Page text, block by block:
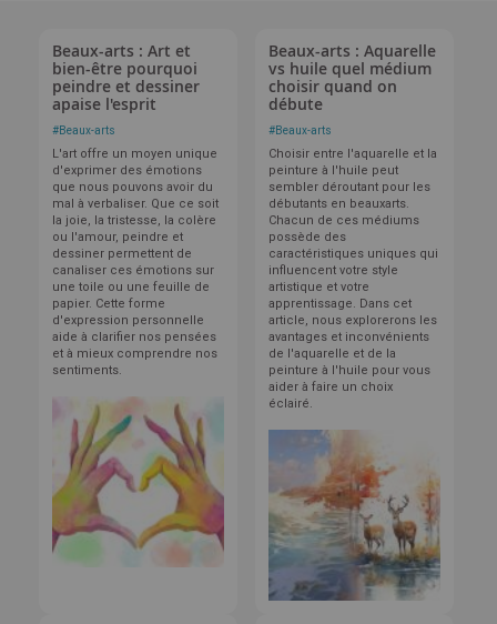
Beaux-arts : Art et
bien-être pourquoi
peindre et dessiner
apaise l'esprit
#Beaux-arts
L'art offre un moyen unique
d'exprimer des émotions
que nous pouvons avoir du
mal à verbaliser. Que ce soit
la joie, la tristesse, la colère
ou l'amour, peindre et
dessiner permettent de
canaliser ces émotions sur
une toile ou une feuille de
papier. Cette forme
d'expression personnelle
aide à clarifier nos pensées
et à mieux comprendre nos
sentiments.
Beaux-arts : Aquarelle
vs huile quel médium
choisir quand on
débute
#Beaux-arts
Choisir entre l'aquarelle et la
peinture à l'huile peut
sembler déroutant pour les
débutants en beauxarts.
Chacun de ces médiums
possède des
caractéristiques uniques qui
influencent votre style
artistique et votre
apprentissage. Dans cet
article, nous explorerons les
avantages et inconvénients
de l'aquarelle et de la
peinture à l'huile pour vous
aider à faire un choix
éclairé.